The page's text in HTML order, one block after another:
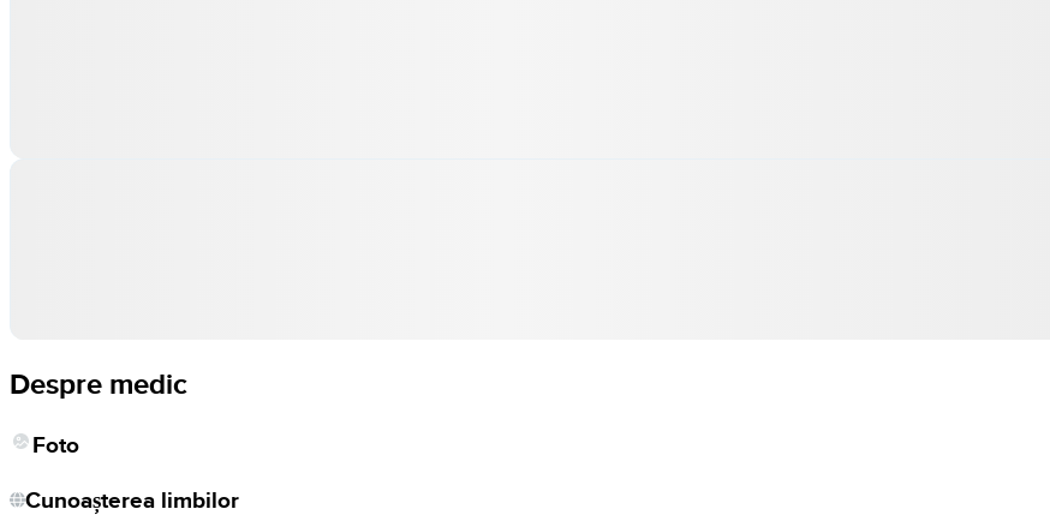
Despre medic
Foto
Cunoașterea limbilor